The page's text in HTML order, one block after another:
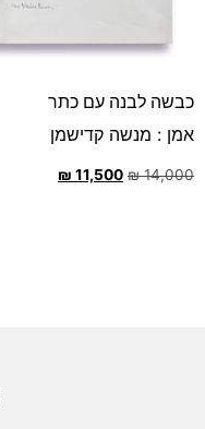
כבשה לבנה עם כתר
אמן : מנשה קדישמן
₪14,000
₪ 11,500